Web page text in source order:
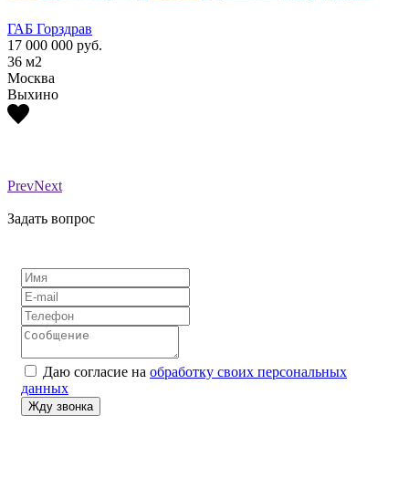
ГАБ Горздрав
17 000 000 руб.
36 м2
Москва
Выхино
PrevNext
Задать вопрос
Даю согласие на обработку своих персональных
данных